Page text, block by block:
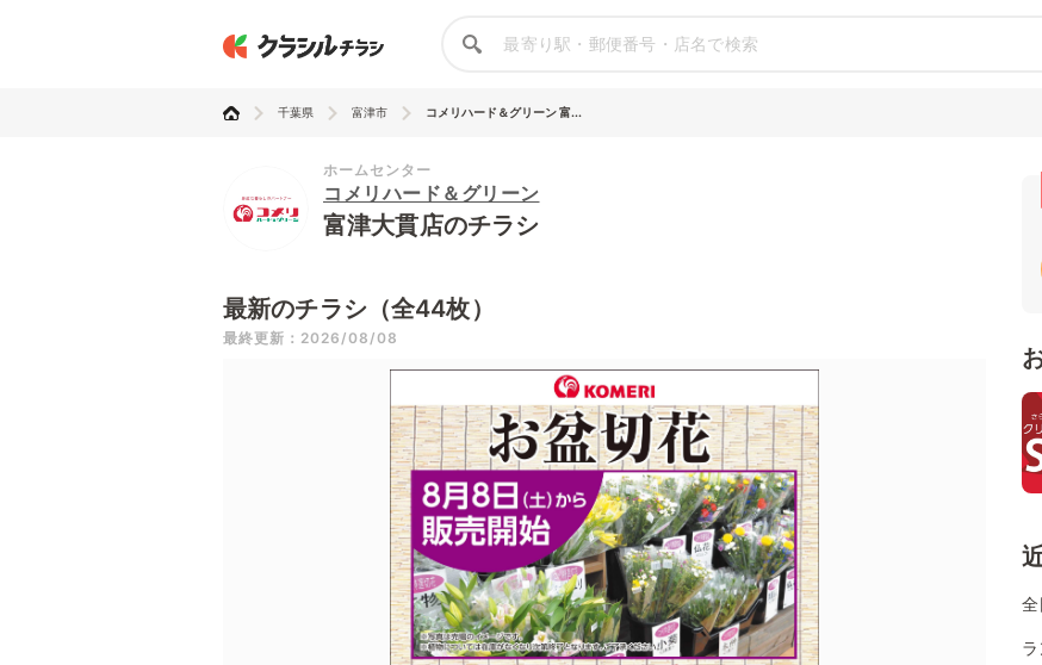
千葉県 富津市 コメリハード＆グリーン 富...
ホームセンター
コメリハード＆グリーン
富津大貫店のチラシ
最新のチラシ（全44枚）
最終更新：2026/08/08
全